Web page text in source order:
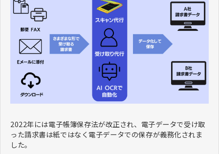
2022年には電子帳簿保存法が改正され、電子データで受け取
った請求書は紙ではなく電子データでの保存が義務化されま
した。